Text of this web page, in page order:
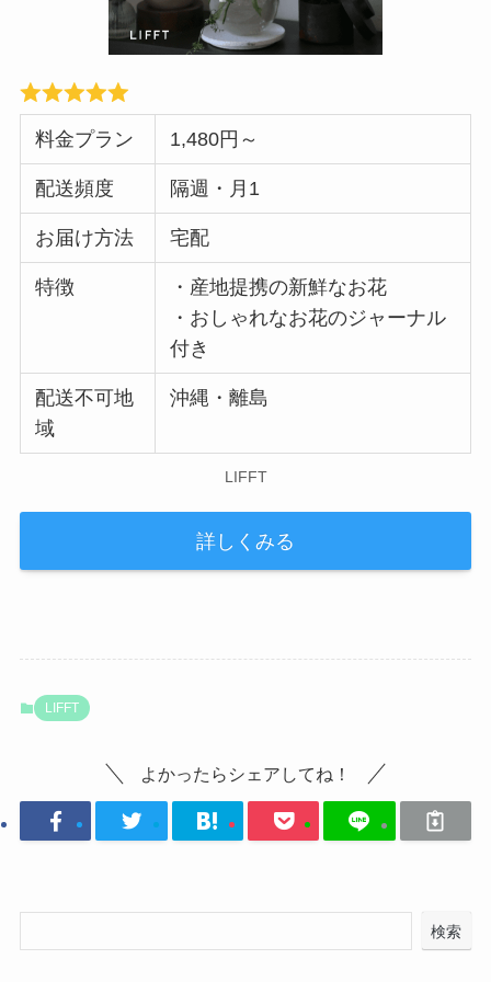
料金プラン 1,480円～
配送頻度 隔週・月1
お届け方法 宅配
特徴
・産地提携の新鮮なお花
・おしゃれなお花のジャーナル
付き
配送不可地
域
沖縄・離島
LIFFT
詳しくみる
LIFFT
よかったらシェアしてね！
検索